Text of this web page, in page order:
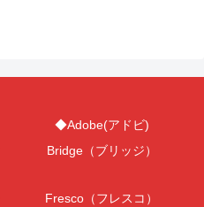
◆Adobe(アドビ)
Bridge（ブリッジ）
Fresco（フレスコ）